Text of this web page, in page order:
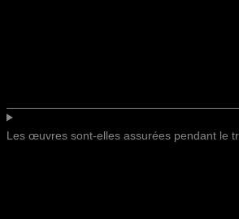
Les œuvres sont-elles assurées pendant le